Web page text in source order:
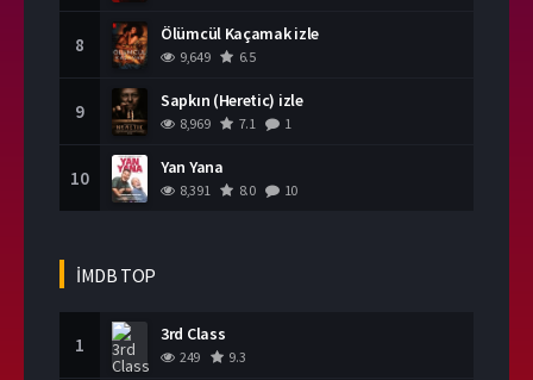
8 Ölümcül Kaçamak izle
9,649 6.5
9 Sapkın (Heretic) izle
8,969 7.1 1
10 Yan Yana
8,391 8.0 10
İMDB TOP
1 3rd Class
249 9.3